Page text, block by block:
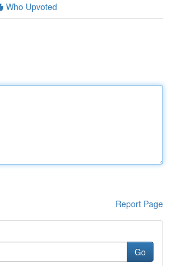
Who Upvoted
Report Page
Go